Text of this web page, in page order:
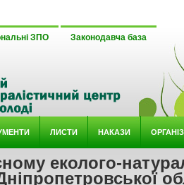
ЗПО Законодавча база
ЛИСТИ НАКАЗИ
еколого-